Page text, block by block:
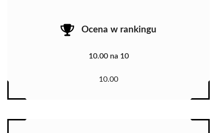
Ocena w rankingu
10.00 na 10
10.00